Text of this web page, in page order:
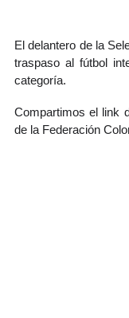
El delantero de la
traspaso al fútbol
categoría.
Compartimos el link
de la Federación